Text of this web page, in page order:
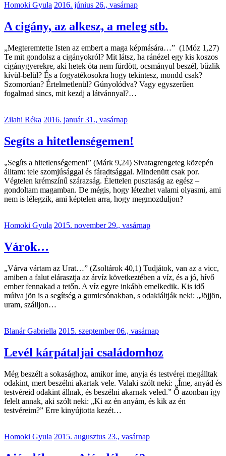
Homoki Gyula 2016. június 26., vasárnap
A cigány, az alkesz, a meleg stb.
„Megteremtette Isten az embert a maga képmására…” (1Móz 1,27)
Te mit gondolsz a cigányokról? Mit látsz, ha ránézel egy kis koszos
cigánygyerekre, aki hetek óta nem fürdött, ocsmányul beszél, bűzlik
kívül-belül? És a fogyatékosokra hogy tekintesz, mondd csak?
Szomorúan? Értelmetlenül? Gúnyolódva? Vagy egyszerűen
fogalmad sincs, mit kezdj a látvánnyal?…
Zilahi Réka 2016. január 31., vasárnap
Segíts a hitetlenségemen!
„Segíts a hitetlenségemen!” (Márk 9,24) Sivatagrengeteg közepén
álltam: tele szomjúsággal és fáradtsággal. Mindenütt csak por.
Végtelen krémszínű szárazság. Élettelen pusztaság az egész –
gondoltam magamban. De mégis, hogy létezhet valami olyasmi, ami
nem is lélegzik, ami képtelen arra, hogy megmozduljon?
Homoki Gyula 2015. november 29., vasárnap
Várok…
„Várva vártam az Urat…” (Zsoltárok 40,1) Tudjátok, van az a vicc,
amiben a falut elárasztja az árvíz következtében a víz, és a jó, hívő
ember fennakad a tetőn. A víz egyre inkább emelkedik. Kis idő
múlva jön is a segítség a gumicsónakban, s odakiáltják neki: „Jöjjön,
uram, szálljon…
Blanár Gabriella 2015. szeptember 06., vasárnap
Levél kárpátaljai családomhoz
Még beszélt a sokasághoz, amikor íme, anyja és testvérei megálltak
odakint, mert beszélni akartak vele. Valaki szólt neki: „Íme, anyád és
testvéreid odakint állnak, és beszélni akarnak veled.” Ő azonban így
felelt annak, aki szólt neki: „Ki az én anyám, és kik az én
testvéreim?” Erre kinyújtotta kezét…
Homoki Gyula 2015. augusztus 23., vasárnap